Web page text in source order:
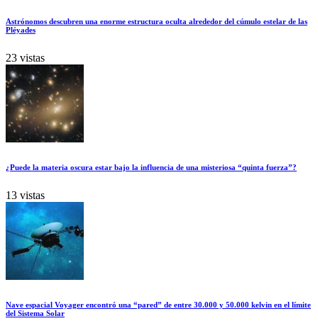
Astrónomos descubren una enorme estructura oculta alrededor del cúmulo estelar de las
Pléyades
23 vistas
¿Puede la materia oscura estar bajo la influencia de una misteriosa “quinta fuerza”?
13 vistas
Nave espacial Voyager encontró una “pared” de entre 30.000 y 50.000 kelvin en el límite
del Sistema Solar